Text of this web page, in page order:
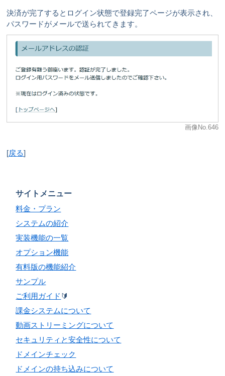
決済が完了するとログイン状態で登録完了ページが表示され、
パスワードがメールで送られてきます。
画像No.646
[戻る]
サイトメニュー
料金・プラン
システムの紹介
実装機能の一覧
オプション機能
有料版の機能紹介
サンプル
ご利用ガイド 🔰
課金システムについて
動画ストリーミングについて
セキュリティと安全性について
ドメインチェック
ドメインの持ち込みについて